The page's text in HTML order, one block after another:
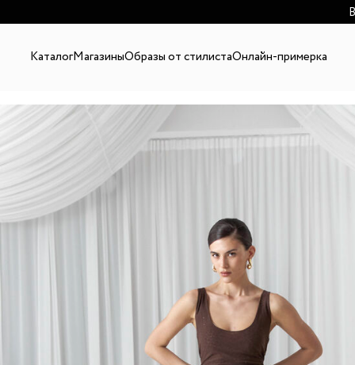
КаталогМагазиныОбразы от стилистаОнлайн-примерка